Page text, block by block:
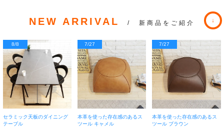
NEW ARRIVAL / 新商品をご紹介
8/8
セラミック天板のダイニング
テーブル
7/27
本革を使った存在感のあるス
ツール キャメル
7/27
本革を使った存在感のあるス
ツール ブラウン